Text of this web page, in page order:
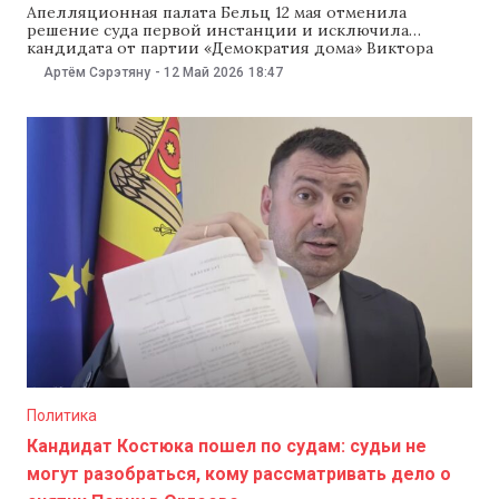
Апелляционная палата Бельц 12 мая отменила
решение суда первой инстанции и исключила
кандидата от партии «Демократия дома» Виктора
Перцу из избирательной гонки за пост мэра Оргеева.
Лидер партии «Демократия дома» Василе Костюк
палате (ВСП). Апелляционная палата Бельц
полностью отменила решение суда Оргеева
Артём Сэрэтяну - 12 Май 2026 18:47
Политика
Кандидат Костюка пошел по судам: судьи не
могут разобраться, кому рассматривать дело о